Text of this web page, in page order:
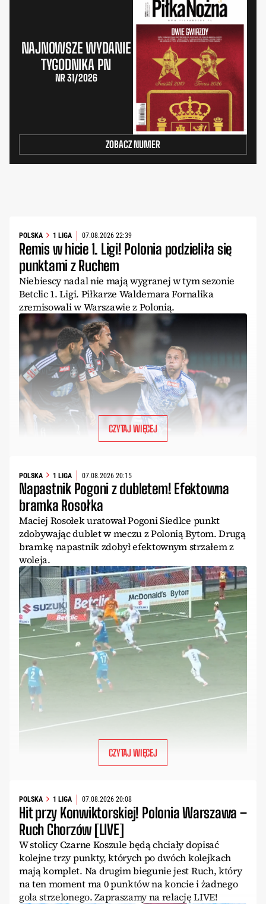
NAJNOWSZE WYDANIE
TYGODNIKA PN
NR 31/2026
ZOBACZ NUMER
POLSKA 1 LIGA 07.08.2026 22:39
Remis w hicie 1. Ligi! Polonia podzieliła się
punktami z Ruchem
Niebiescy nadal nie mają wygranej w tym sezonie
Betclic 1. Ligi. Piłkarze Waldemara Fornalika
zremisowali w Warszawie z Polonią.
CZYTAJ WIĘCEJ
POLSKA 1 LIGA 07.08.2026 20:15
Napastnik Pogoni z dubletem! Efektowna
bramka Rosołka
Maciej Rosołek uratował Pogoni Siedlce punkt
zdobywając dublet w meczu z Polonią Bytom. Drugą
bramkę napastnik zdobył efektownym strzałem z
woleja.
CZYTAJ WIĘCEJ
POLSKA 1 LIGA 07.08.2026 20:08
Hit przy Konwiktorskiej! Polonia Warszawa –
Ruch Chorzów [LIVE]
W stolicy Czarne Koszule będą chciały dopisać
kolejne trzy punkty, których po dwóch kolejkach
mają komplet. Na drugim biegunie jest Ruch, który
na ten moment ma 0 punktów na koncie i żadnego
gola strzelonego. Zapraszamy na relację LIVE!